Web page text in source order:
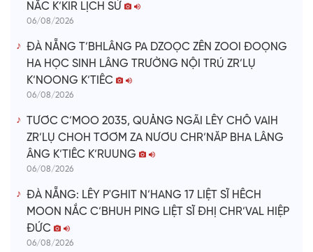
NĂC K’KIR LỊCH SỬ
06/08/2026
ĐÀ NẴNG T’BHLÂNG PA DZOỌC ZÊN ZOOI ĐOỌNG
HA HỌC SINH LÂNG TRƯỜNG NỘI TRÚ ZR’LỤ
K’NOONG K’TIÊC
06/08/2026
TƯƠC C’MOO 2035, QUẢNG NGÃI LÊY CHÔ VAIH
ZR’LỤ CHOH TƠƠM ZA NƯƠU CHR’NĂP BHA LÂNG
ÂNG K’TIÊC K’RUUNG
06/08/2026
ĐÀ NẴNG: LÊY P'GHIT N’HANG 17 LIỆT SĨ HÊCH
MOON NẮC C’BHUH PING LIỆT SĨ ĐHỊ CHR’VAL HIỆP
ĐỨC
06/08/2026